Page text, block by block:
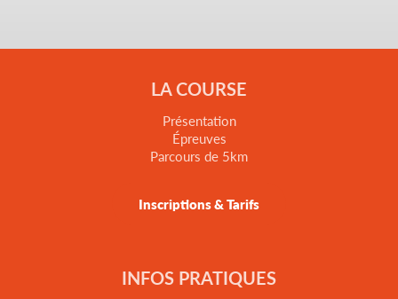
LA COURSE
Présentation
Épreuves
Parcours de 5km
Inscriptions & Tarifs
INFOS PRATIQUES